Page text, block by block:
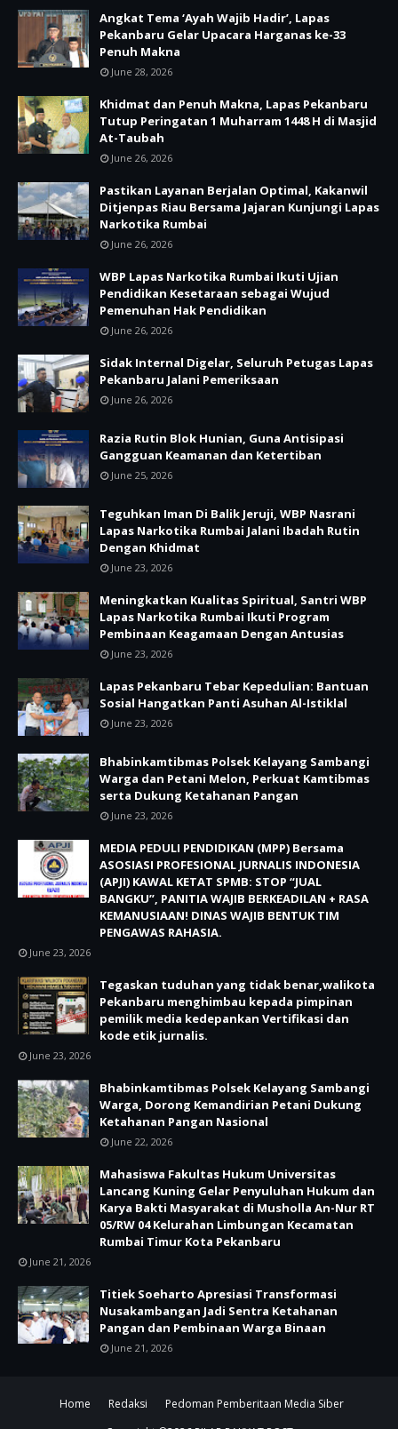
Angkat Tema ‘Ayah Wajib Hadir’, Lapas
Pekanbaru Gelar Upacara Harganas ke-33
Penuh Makna
June 28, 2026
Khidmat dan Penuh Makna, Lapas Pekanbaru
Tutup Peringatan 1 Muharram 1448 H di Masjid
At-Taubah
June 26, 2026
Pastikan Layanan Berjalan Optimal, Kakanwil
Ditjenpas Riau Bersama Jajaran Kunjungi Lapas
Narkotika Rumbai
June 26, 2026
WBP Lapas Narkotika Rumbai Ikuti Ujian
Pendidikan Kesetaraan sebagai Wujud
Pemenuhan Hak Pendidikan
June 26, 2026
Sidak Internal Digelar, Seluruh Petugas Lapas
Pekanbaru Jalani Pemeriksaan
June 26, 2026
Razia Rutin Blok Hunian, Guna Antisipasi
Gangguan Keamanan dan Ketertiban
June 25, 2026
Teguhkan Iman Di Balik Jeruji, WBP Nasrani
Lapas Narkotika Rumbai Jalani Ibadah Rutin
Dengan Khidmat
June 23, 2026
Meningkatkan Kualitas Spiritual, Santri WBP
Lapas Narkotika Rumbai Ikuti Program
Pembinaan Keagamaan Dengan Antusias
June 23, 2026
Lapas Pekanbaru Tebar Kepedulian: Bantuan
Sosial Hangatkan Panti Asuhan Al-Istiklal
June 23, 2026
Bhabinkamtibmas Polsek Kelayang Sambangi
Warga dan Petani Melon, Perkuat Kamtibmas
serta Dukung Ketahanan Pangan
June 23, 2026
MEDIA PEDULI PENDIDIKAN (MPP) Bersama
ASOSIASI PROFESIONAL JURNALIS INDONESIA
(APJI) KAWAL KETAT SPMB: STOP “JUAL
BANGKU”, PANITIA WAJIB BERKEADILAN + RASA
KEMANUSIAAN! DINAS WAJIB BENTUK TIM
PENGAWAS RAHASIA.
June 23, 2026
Tegaskan tuduhan yang tidak benar,walikota
Pekanbaru menghimbau kepada pimpinan
pemilik media kedepankan Vertifikasi dan
kode etik jurnalis.
June 23, 2026
Bhabinkamtibmas Polsek Kelayang Sambangi
Warga, Dorong Kemandirian Petani Dukung
Ketahanan Pangan Nasional
June 22, 2026
Mahasiswa Fakultas Hukum Universitas
Lancang Kuning Gelar Penyuluhan Hukum dan
Karya Bakti Masyarakat di Musholla An-Nur RT
05/RW 04 Kelurahan Limbungan Kecamatan
Rumbai Timur Kota Pekanbaru
June 21, 2026
Titiek Soeharto Apresiasi Transformasi
Nusakambangan Jadi Sentra Ketahanan
Pangan dan Pembinaan Warga Binaan
June 21, 2026
Home Redaksi
Pedoman Pemberitaan Media Siber